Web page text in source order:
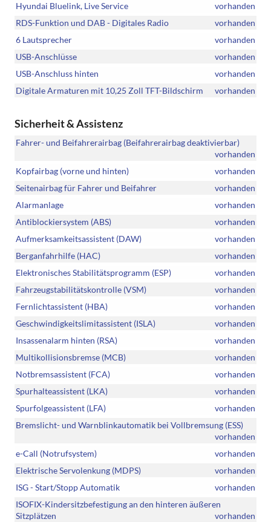
Hyundai Bluelink, Live Service
vorhanden
RDS-Funktion und DAB - Digitales Radio
vorhanden
6 Lautsprecher
vorhanden
USB-Anschlüsse
vorhanden
USB-Anschluss hinten
vorhanden
Digitale Armaturen mit 10,25 Zoll TFT-Bildschirm
vorhanden
Sicherheit & Assistenz
Fahrer- und Beifahrerairbag (Beifahrerairbag deaktivierbar)
vorhanden
Kopfairbag (vorne und hinten)
vorhanden
Seitenairbag für Fahrer und Beifahrer
vorhanden
Alarmanlage
vorhanden
Antiblockiersystem (ABS)
vorhanden
Aufmerksamkeitsassistent (DAW)
vorhanden
Berganfahrhilfe (HAC)
vorhanden
Elektronisches Stabilitätsprogramm (ESP)
vorhanden
Fahrzeugstabilitätskontrolle (VSM)
vorhanden
Fernlichtassistent (HBA)
vorhanden
Geschwindigkeitslimitassistent (ISLA)
vorhanden
Insassenalarm hinten (RSA)
vorhanden
Multikollisionsbremse (MCB)
vorhanden
Notbremsassistent (FCA)
vorhanden
Spurhalteassistent (LKA)
vorhanden
Spurfolgeassistent (LFA)
vorhanden
Bremslicht- und Warnblinkautomatik bei Vollbremsung (ESS)
vorhanden
e-Call (Notrufsystem)
vorhanden
Elektrische Servolenkung (MDPS)
vorhanden
ISG - Start/Stopp Automatik
vorhanden
ISOFIX-Kindersitzbefestigung an den hinteren äußeren
Sitzplätzen
vorhanden